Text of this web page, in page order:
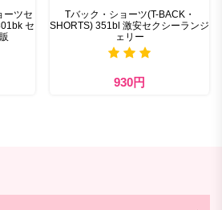
ーツセ
セ
Tバック・ショーツ(T-BACK・
SHORTS) 351bl 激安セクシーランジ
ェリー
930円